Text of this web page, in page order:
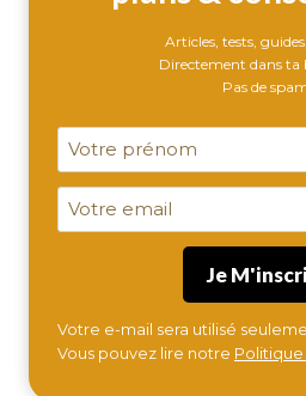
?
Articles, tests,
Directement dans ta
Pas de
Votre e-mail sera utilisé
Vous pouvez lire notre